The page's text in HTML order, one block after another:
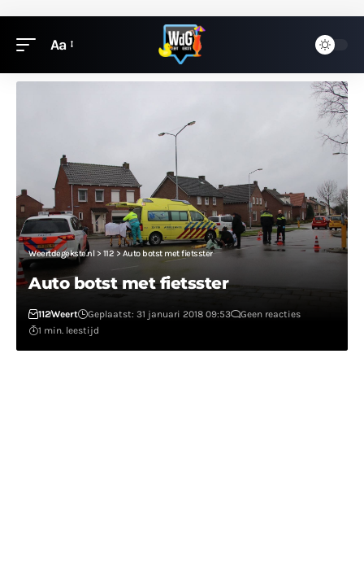
Aa
Weertdegekste.nl> 112 >Auto botst met fietsster
Auto botst met fietsster
112Weert Geplaatst: 31 januari 2018 09:53
Geen reacties
1 min. leestijd